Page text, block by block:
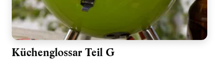
Küchenglossar Teil G